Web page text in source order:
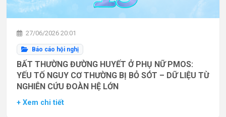
27/06/2026 20:01
Báo cáo hội nghị
BẤT THƯỜNG ĐƯỜNG HUYẾT Ở PHỤ NỮ PMOS:
YẾU TỐ NGUY CƠ THƯỜNG BỊ BỎ SÓT – DỮ LIỆU TỪ
NGHIÊN CỨU ĐOÀN HỆ LỚN
+ Xem chi tiết